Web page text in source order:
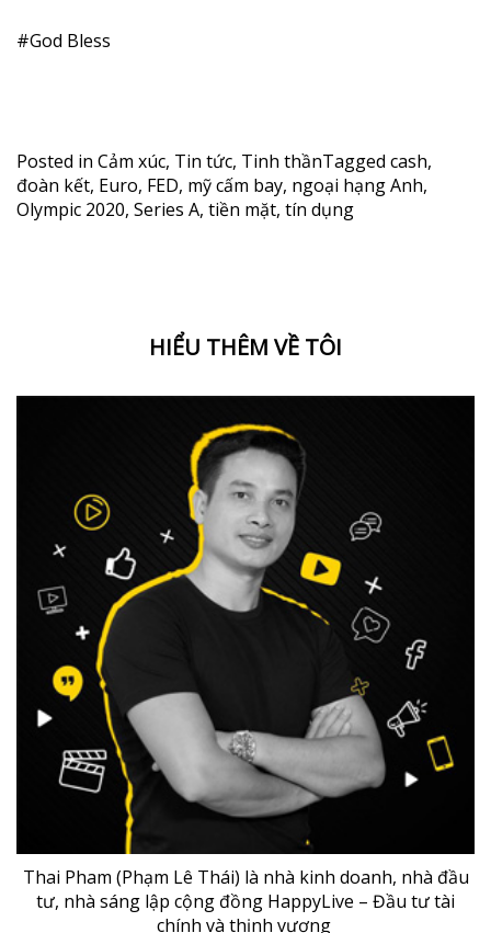
#God Bless
Posted in Cảm xúc, Tin tức, Tinh thầnTagged cash,
đoàn kết, Euro, FED, mỹ cấm bay, ngoại hạng Anh,
Olympic 2020, Series A, tiền mặt, tín dụng
HIỂU THÊM VỀ TÔI
Thai Pham (Phạm Lê Thái) là nhà kinh doanh, nhà đầu
tư, nhà sáng lập cộng đồng HappyLive – Đầu tư tài
chính và thịnh vượng